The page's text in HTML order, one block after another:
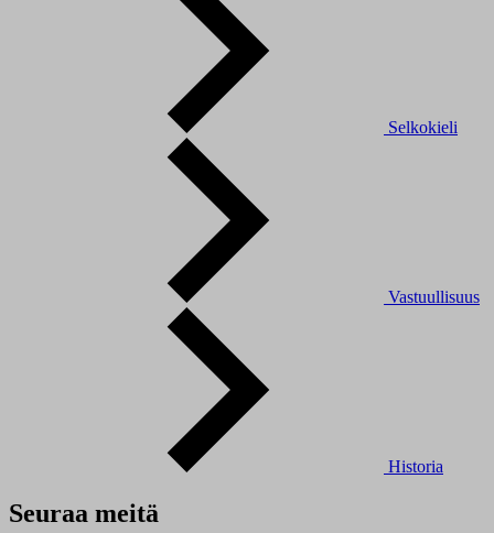
Selkokieli
Vastuullisuus
Historia
Seuraa meitä